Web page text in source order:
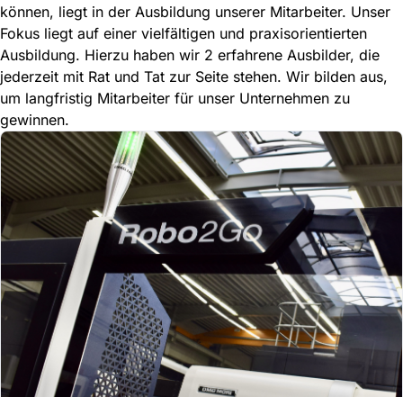
können, liegt in der Ausbildung unserer Mitarbeiter. Unser
Fokus liegt auf einer vielfältigen und praxisorientierten
Ausbildung. Hierzu haben wir 2 erfahrene Ausbilder, die
jederzeit mit Rat und Tat zur Seite stehen. Wir bilden aus,
um langfristig Mitarbeiter für unser Unternehmen zu
gewinnen.